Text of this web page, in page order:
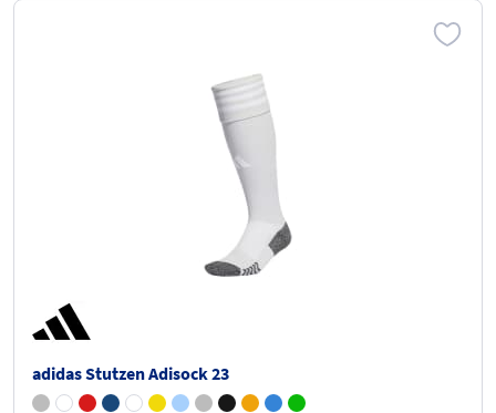
adidas Stutzen Adisock 23